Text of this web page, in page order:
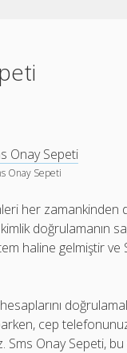
Onay Sepeti
her zamankinden
doğrulamanın
haline gelmiştir
cep
Sms Onay Sepeti,